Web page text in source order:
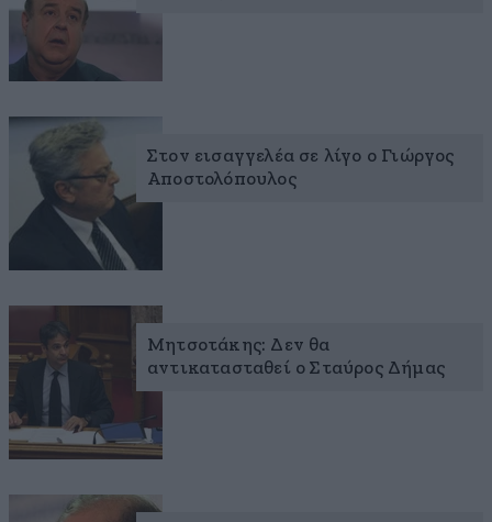
Στον εισαγγελέα σε λίγο ο Γιώργος
Αποστολόπουλος
Μητσοτάκης: Δεν θα
αντικατασταθεί ο Σταύρος Δήμας